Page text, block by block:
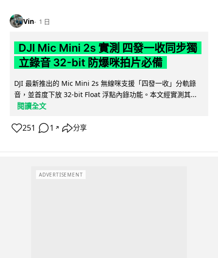
Vin 1 日
DJI Mic Mini 2s 實測 四發一收同步獨
立錄音 32-bit 防爆咪拍片必備
DJI 最新推出的 Mic Mini 2s 無線咪支援「四發一收」分軌錄
音，並首度下放 32-bit Float 浮點內錄功能。本文經實測其...
閱讀全文
251 1 ↗ 分享
ADVERTISEMENT